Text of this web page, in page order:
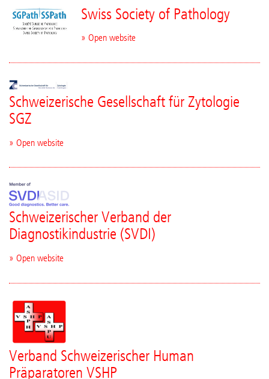
Swiss Society of Pathology
» Open website
Schweizerische Gesellschaft für Zytologie
SGZ
» Open website
Schweizerischer Verband der
Diagnostikindustrie (SVDI)
» Open website
Verband Schweizerischer Human
Präparatoren VSHP